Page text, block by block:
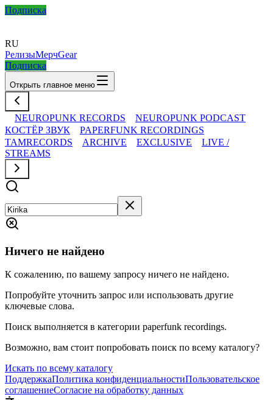
Подписка
RU
РелизыМерчGear
Подписка
Открыть главное меню
NEUROPUNK RECORDS
NEUROPUNK PODCAST
КОСТЁР ЗВУК
PAPERFUNK RECORDINGS
TAMRECORDS
ARCHIVE EXCLUSIVE
LIVE /
STREAMS
Ничего не найдено
К сожалению, по вашему запросу ничего не найдено.
Попробуйте уточнить запрос или использовать другие
ключевые слова.
Поиск выполняется в категории paperfunk recordings.
Возможно, вам стоит попробовать поиск по всему каталогу?
Искать по всему каталогу
ПоддержкаПолитика конфиденциальностиПользовательское
соглашениеСогласие на обработку данных